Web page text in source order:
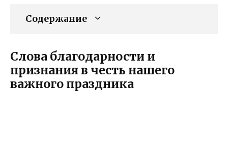
Содержание
Слова благодарности и
признания в честь нашего
важного праздника